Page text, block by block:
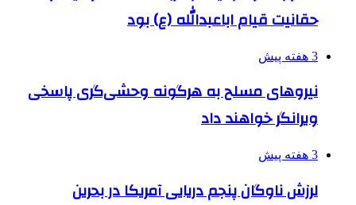
حقانیت قیام اباعبدالله (ع) بود
3 هفته پیش
نیروهای مسلح به هرگونه وحشی‌گری پاسخی
ویرانگر خواهند داد
3 هفته پیش
لرزش ناوگان پنجم دریایی آمریکا در بحرین